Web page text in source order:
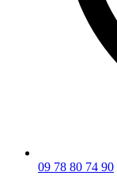
09 78 80 74 90